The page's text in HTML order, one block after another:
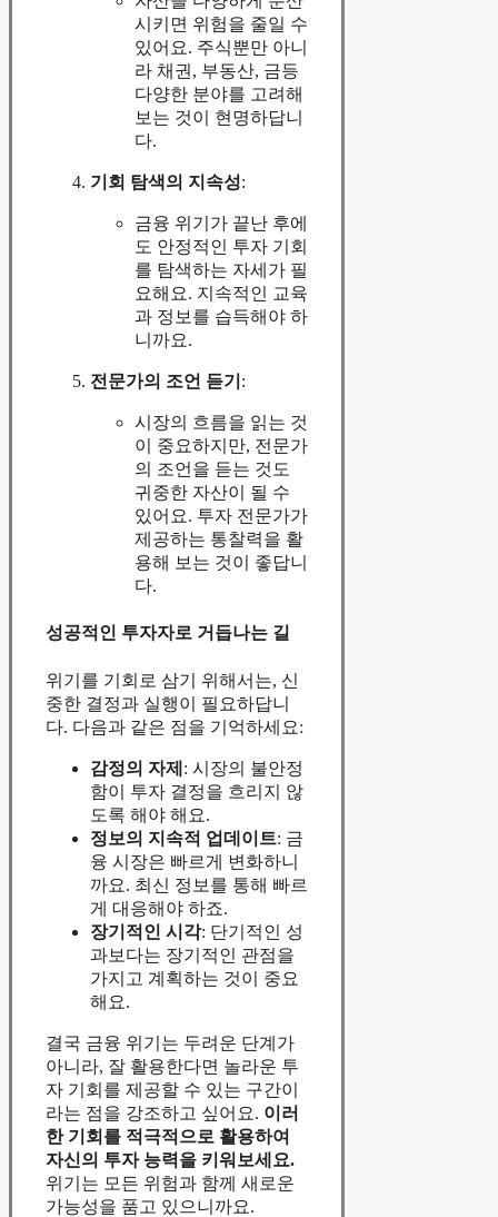
시키면 위험을 줄일 수
있어요. 주식뿐만 아니
라 채권, 부동산, 금등
다양한 분야를 고려해
보는 것이 현명하답니
다.
기회 탐색의 지속성:
금융 위기가 끝난 후에
도 안정적인 투자 기회
를 탐색하는 자세가 필
요해요. 지속적인 교육
과 정보를 습득해야 하
니까요.
전문가의 조언 듣기 :
시장의 흐름을 읽는 것
이 중요하지만, 전문가
의 조언을 듣는 것도
귀중한 자산이 될 수
있어요. 투자 전문가가
제공하는 통찰력을 활
용해 보는 것이 좋답니
다.
성공적인 투자자로 거듭나는 길
위기를 기회로 삼기 위해서는, 신
중한 결정과 실행이 필요하답니
다. 다음과 같은 점을 기억하세요:
감정의 자제 : 시장의 불안정
함이 투자 결정을 흐리지 않
도록 해야 해요.
정보의 지속적 업데이트: 금
융 시장은 빠르게 변화하니
까요. 최신 정보를 통해 빠르
게 대응해야 하죠.
장기적인 시각: 단기적인 성
과보다는 장기적인 관점을
가지고 계획하는 것이 중요
해요.
결국 금융 위기는 두려운 단계가
아니라, 잘 활용한다면 놀라운 투
자 기회를 제공할 수 있는 구간이
라는 점을 강조하고 싶어요. 이러
한 기회를 적극적으로 활용하여
자신의 투자 능력을 키워보세요.
위기는 모든 위험과 함께 새로운
가능성을 품고 있으니까요.